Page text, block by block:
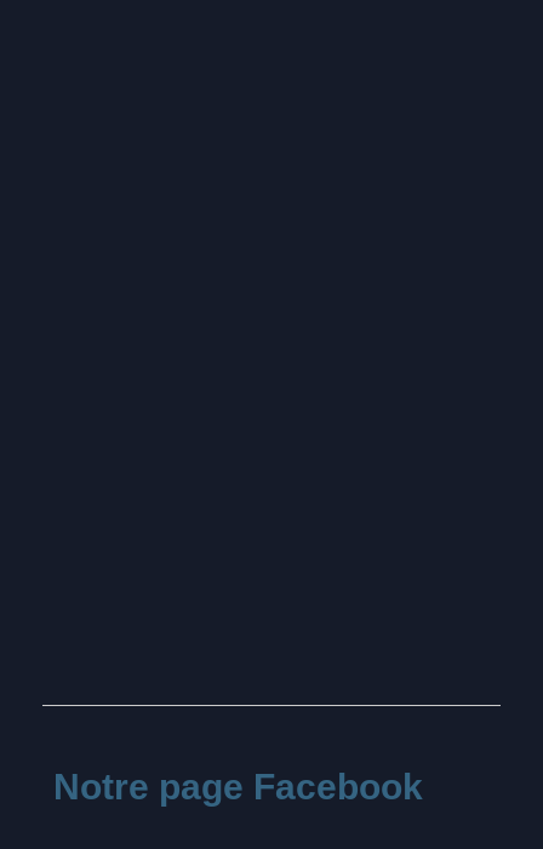
Notre page Facebook